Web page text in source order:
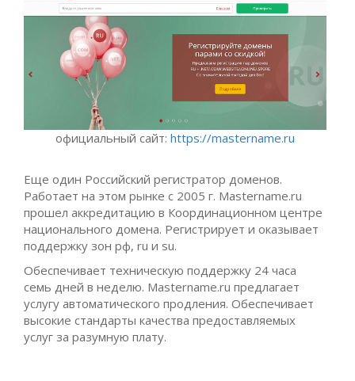
официальный сайт:https://mastername.ru
Еще один Российский регистратор доменов.
Работает на этом рынке с 2005 г. Mastername.ru
прошел аккредитацию в Координационном центре
национального домена. Регистрирует и оказывает
поддержку зон рф, ru и su.
Обеспечивает техническую поддержку 24 часа
семь дней в неделю. Mastername.ru предлагает
услугу автоматического продления. Обеспечивает
высокие стандарты качества предоставляемых
услуг за разумную плату.